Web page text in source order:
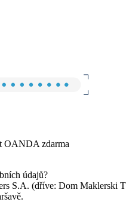
OANDA zdarma
údajů?
S.A. (dříve: Dom Maklerski